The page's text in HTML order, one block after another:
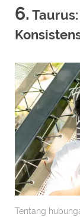
6.
Tentang